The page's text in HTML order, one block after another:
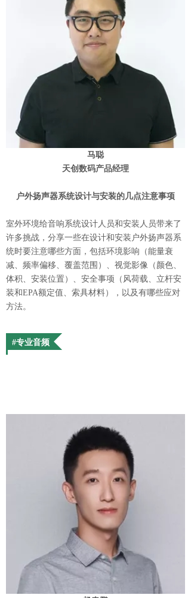
马聪
天创数码产品经理
户外扬声器系统设计与安装的几点注意事项
室外环境给音响系统设计人员和安装人员带来了
许多挑战，分享一些在设计和安装户外扬声器系
统时要注意哪些方面，包括环境影响（能量衰
减、频率偏移、覆盖范围）、视觉影像（颜色、
体积、安装位置）、安全事项（风荷载、立杆安
装和EPA额定值、索具材料），以及有哪些应对
方法。
#专业音频